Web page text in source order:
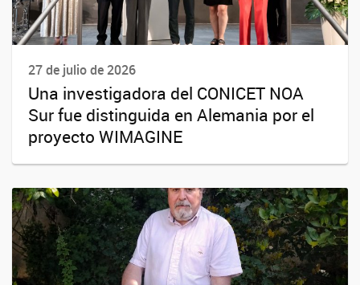
27 de julio de 2026
Una investigadora del CONICET NOA
Sur fue distinguida en Alemania por el
proyecto WIMAGINE